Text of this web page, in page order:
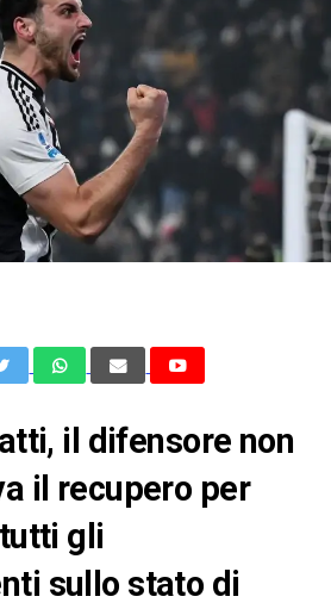
il difensore non
il recupero per
gli
sullo stato di